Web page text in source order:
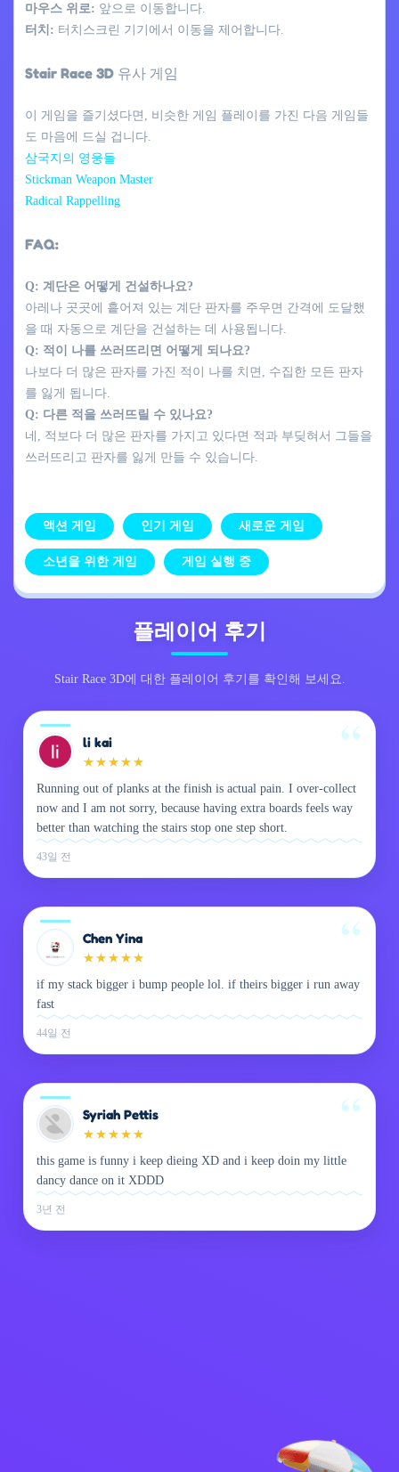
마우스 위로: 앞으로 이동합니다.
터치: 터치스크린 기기에서 이동을 제어합니다.
Stair Race 3D 유사 게임
이 게임을 즐기셨다면, 비슷한 게임 플레이를 가진 다음 게임들
도 마음에 드실 겁니다.
삼국지의 영웅들
Stickman Weapon Master
Radical Rappelling
FAQ:
Q: 계단은 어떻게 건설하나요?
아레나 곳곳에 흩어져 있는 계단 판자를 주우면 간격에 도달했
을 때 자동으로 계단을 건설하는 데 사용됩니다.
Q: 적이 나를 쓰러뜨리면 어떻게 되나요?
나보다 더 많은 판자를 가진 적이 나를 치면, 수집한 모든 판자
를 잃게 됩니다.
Q: 다른 적을 쓰러뜨릴 수 있나요?
네, 적보다 더 많은 판자를 가지고 있다면 적과 부딪혀서 그들을
쓰러뜨리고 판자를 잃게 만들 수 있습니다.
액션 게임 인기 게임 새로운 게임
소년을 위한 게임 게임 실행 중
플레이어 후기
Stair Race 3D에 대한 플레이어 후기를 확인해 보세요.
li kai
★ ★ ★ ★ ★
Running out of planks at the finish is actual pain. I over-collect
now and I am not sorry, because having extra boards feels way
better than watching the stairs stop one step short.
43일 전
Chen Yina
★ ★ ★ ★ ★
if my stack bigger i bump people lol. if theirs bigger i run away
fast
44일 전
Syriah Pettis
★ ★ ★ ★ ★
this game is funny i keep dieing XD and i keep doin my little
dancy dance on it XDDD
3년 전